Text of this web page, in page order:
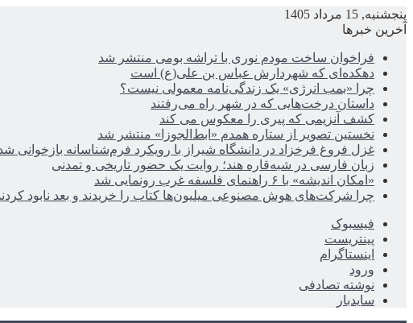
پنجشنبه, 15 مرداد 1405
آخرین خبرها
فراخوان ساخت مودم نوری با تراشه بومی منتشر شد
دهکده‌ای که شهردارش عباس بن علی(ع) است
چرا «بمب انرژی» یک زندگی‌نامه معمولی نیست؟
داستان درخت‌هایی که در شهر راه می‌رفتند
کشف آنزیمی که پیری را معکوس می کند
نخستین تصویر از ستاره همدم «ابط‌الجوزا» منتشر شد
غزل فروغ فرخزاد در دانشگاه شیراز با رویکرد فرم‌شناسانه بازخوانی
زبان فارسی در شبه‌قاره هند؛ روایت یک حضور تاریخی و تمدنی
«امکان اندیشه» با ۶ راهنمای فلسفه غرب رونمایی شد
چرا شرکت‌های هوش مصنوعی میلیون‌ها کتاب را خریدند و بعد نابود
فیسبوک
پینتریست
اینستاگرام
ورود
نوشته تصادفی
سایدبار